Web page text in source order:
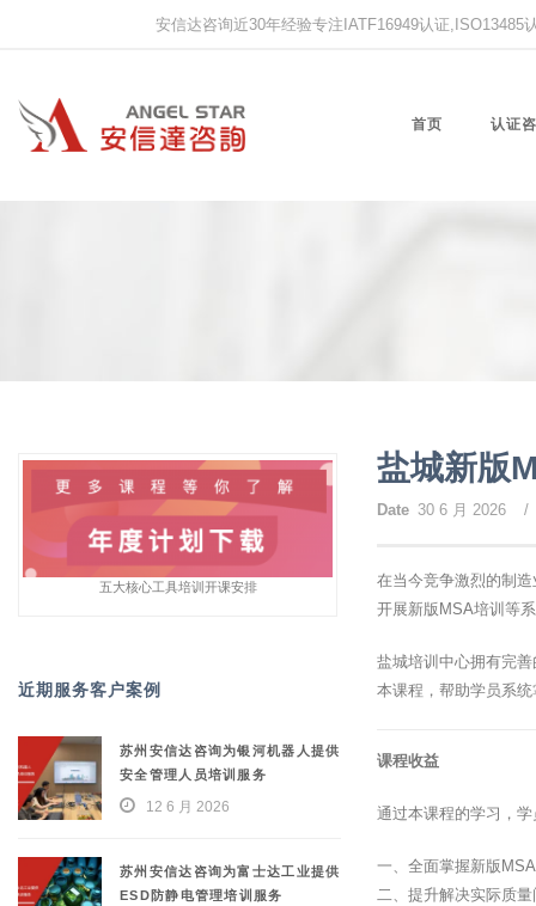
安信达咨询近30年经验专注IATF16949认证
首页 认证
盐城新版
Date 30 6 月 2026 /
在当今竞争激烈的制
开展新版MSA培训等
盐城培训中心拥有完
本课程，帮助学员系
课程收益
通过本课程的学习，
一、全面掌握新版
二、提升解决实际质
五大核心工具培训开课安排
近期服务客户案例
苏州安信达咨询为银河机器人提供
安全管理人员培训服务
12 6 月 2026
苏州安信达咨询为富士达工业提供
ESD防静电管理培训服务